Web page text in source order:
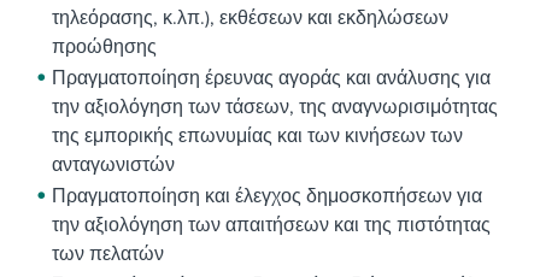
τηλεόρασης, κ.λπ.), εκθέσεων και εκδηλώσεων
προώθησης
Πραγματοποίηση έρευνας αγοράς και ανάλυσης για
την αξιολόγηση των τάσεων, της αναγνωρισιμότητας
της εμπορικής επωνυμίας και των κινήσεων των
ανταγωνιστών
Πραγματοποίηση και έλεγχος δημοσκοπήσεων για
την αξιολόγηση των απαιτήσεων και της πιστότητας
των πελατών